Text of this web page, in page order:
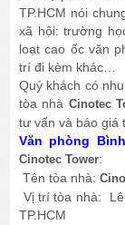
TP.HCM nói
xã hội: trường
loạt cao ốc văn
trí đi kèm khác…
Quý khách có
tòa nhà Cinotec
tư vấn và báo giá
Văn phòng
Cinotec Tower:
Tên tòa nhà:
Vị trí tòa nhà:
TP.HCM